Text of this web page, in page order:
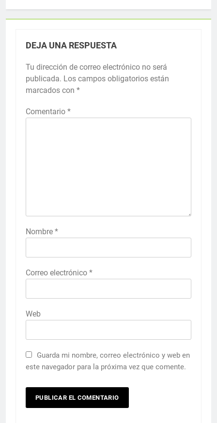
DEJA UNA RESPUESTA
Tu dirección de correo electrónico no será
publicada. Los campos obligatorios están
marcados con *
Comentario *
Nombre *
Correo electrónico *
Web
Guarda mi nombre, correo electrónico y web en
este navegador para la próxima vez que comente.